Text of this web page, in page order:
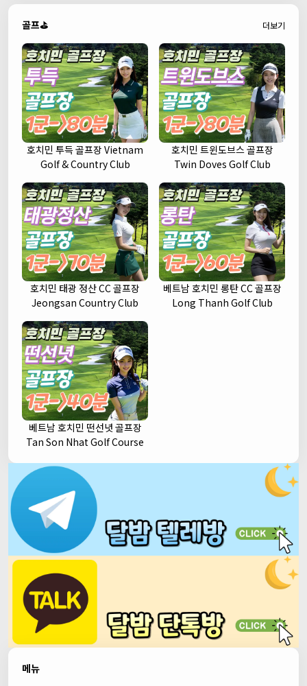
골프⛳ 더보기
호치민 투득 골프장 Vietnam
Golf & Country Club
호치민 트윈도브스 골프장
Twin Doves Golf Club
호치민 태광 정산 CC 골프장
Jeongsan Country Club
베트남 호치민 롱탄 CC 골프장
Long Thanh Golf Club
베트남 호치민 떤선녓 골프장
Tan Son Nhat Golf Course
메뉴